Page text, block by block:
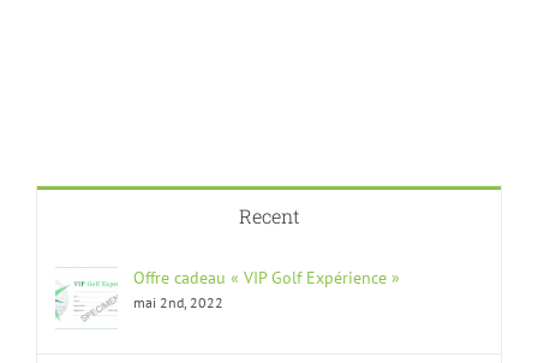
Recent
Offre cadeau « VIP Golf Expérience »
mai 2nd, 2022